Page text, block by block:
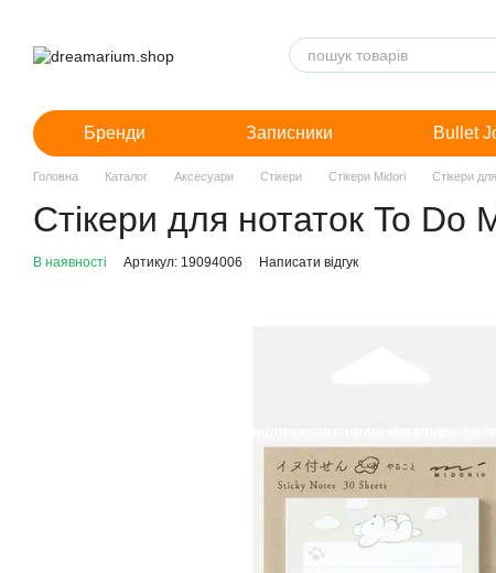
Бренди Записники Bullet
Головна Каталог Аксесуари Стікери Стікери Midori Стікери
Стікери для нотаток To Do
В наявності Артикул: 19094006 Написати відгук